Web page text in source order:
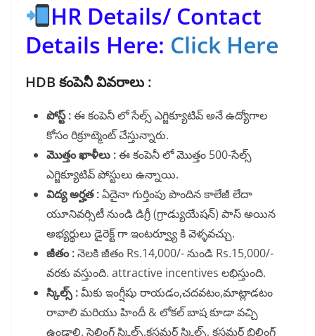
HR Details/ Contact
Details Here: Click Here
HDB కంపెనీ వివరాలు :
పోస్ట్ :ఈ కంపెనీ లో సేల్స్ ఎగ్జిక్యూటివ్ అనే ఉద్యోగాల
కోసం రిక్రూట్మెంట్ చేస్తున్నారు.
మొత్తం ఖాళీలు :ఈ కంపెనీ లో మొత్తం 500-సేల్స్
ఎగ్జిక్యూటివ్ పోస్టులు ఉన్నాయి.
విద్య అర్హత :ఏదైనా గుర్తింపు పొందిన కాలేజీ లేదా
యూనివర్సిటీ నుండి డిగ్రీ (గ్రాడ్యుయేషన్) పాస్ అయిన
అభ్యర్థులు డైరెక్ట్ గా ఇంటర్వ్యూ కి వెళ్ళవచ్చు.
జీతం :నెలకి జీతం Rs.14,000/- నుండి Rs.15,000/-
వరకు వస్తుంది. attractive incentives లభిస్తుంది.
స్కిల్స్ :మీకు ఇంగ్షీషు రాయడం,చదవటం,మాట్లాడటం
రావాలి మరియు హిందీ & లోకల్ బాష కూడా వచ్చి
ఉండాలి. సెల్లింగ్ స్కిల్స్,కస్టమర్ స్కిల్స్, కస్టమర్ బిల్డింగ్